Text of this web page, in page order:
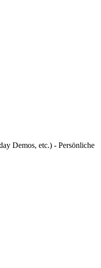
Demos, etc.) - Persönliche